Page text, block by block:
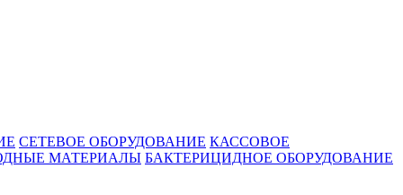
СЕТЕВОЕ ОБОРУДОВАНИЕ КАССОВОЕ
МАТЕРИАЛЫ БАКТЕРИЦИДНОЕ ОБОРУДОВАНИЕ